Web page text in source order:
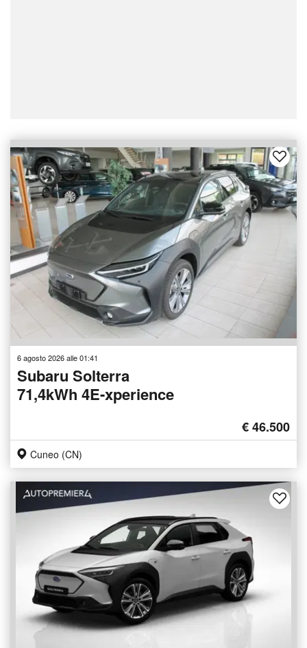
6 agosto 2026 alle 01:41
Subaru Solterra
71,4kWh 4E-xperience
€ 46.500
Cuneo (CN)